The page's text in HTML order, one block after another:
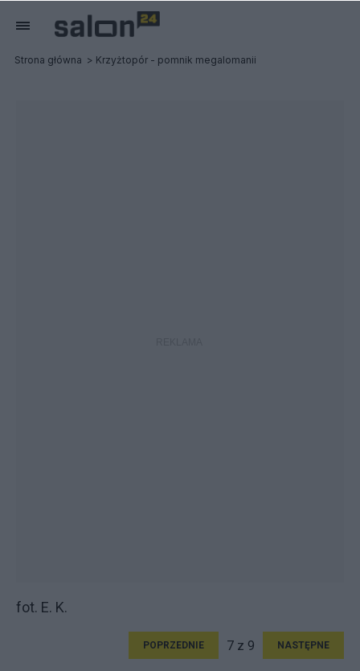
Strona główna Krzyżtopór - pomnik megalomanii
fot. E. K.
POPRZEDNIE 7 z 9 NASTĘPNE